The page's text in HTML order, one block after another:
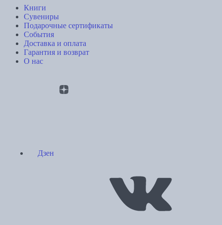
Книги
Сувениры
Подарочные сертификаты
События
Доставка и оплата
Гарантия и возврат
О нас
Дзен